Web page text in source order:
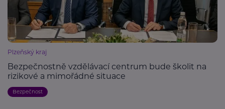
Plzeňský kraj
Bezpečnostně vzdělávací centrum bude školit na
rizikové a mimořádné situace
Bezpečnost